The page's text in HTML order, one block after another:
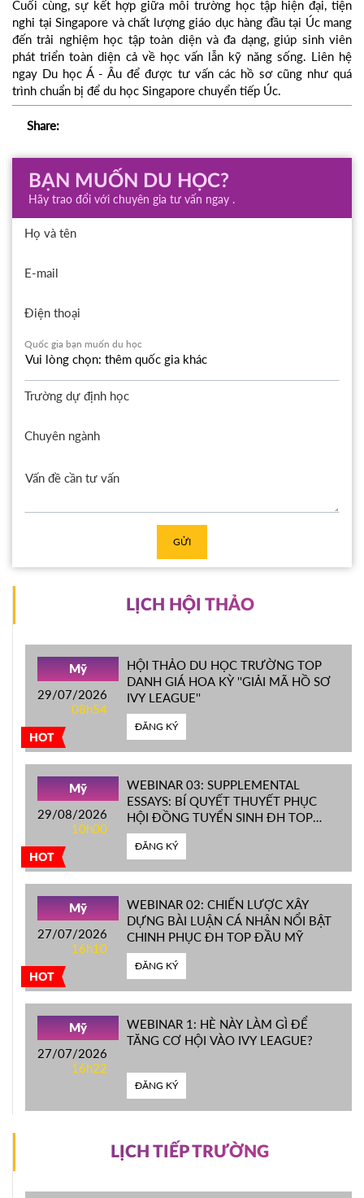
Cuối cùng, sự kết hợp giữa môi trường học tập hiện đại, tiện
nghi tại Singapore và chất lượng giáo dục hàng đầu tại Úc mang
đến trải nghiệm học tập toàn diện và đa dạng, giúp sinh viên
phát triển toàn diện cả về học vấn lẫn kỹ năng sống. Liên hệ
ngay Du học Á - Âu để được tư vấn các hồ sơ cũng như quá
trình chuẩn bị để du học Singapore chuyển tiếp Úc.
Share:
BẠN MUỐN DU HỌC?
Hãy trao đổi với chuyên gia tư vấn ngay .
Họ và tên
E-mail
Điện thoại
Quốc gia bạn muốn du học
Trường dự định học
Chuyên ngành
GỬI
LỊCH HỘI THẢO
HOT
Mỹ
29/07/2026
08h54
HỘI THẢO DU HỌC TRƯỜNG TOP
DANH GIÁ HOA KỲ ''GIẢI MÃ HỒ SƠ
IVY LEAGUE''
ĐĂNG KÝ
HOT
Mỹ
29/08/2026
10h00
WEBINAR 03: SUPPLEMENTAL
ESSAYS: BÍ QUYẾT THUYẾT PHỤC
HỘI ĐỒNG TUYỂN SINH ĐH TOP
ĐẦU MỸ
ĐĂNG KÝ
HOT
Mỹ
27/07/2026
16h10
WEBINAR 02: CHIẾN LƯỢC XÂY
DỰNG BÀI LUẬN CÁ NHÂN NỔI BẬT
CHINH PHỤC ĐH TOP ĐẦU MỸ
ĐĂNG KÝ
Mỹ
27/07/2026
16h22
WEBINAR 1: HÈ NÀY LÀM GÌ ĐỂ
TĂNG CƠ HỘI VÀO IVY LEAGUE?
ĐĂNG KÝ
LỊCH TIẾP TRƯỜNG